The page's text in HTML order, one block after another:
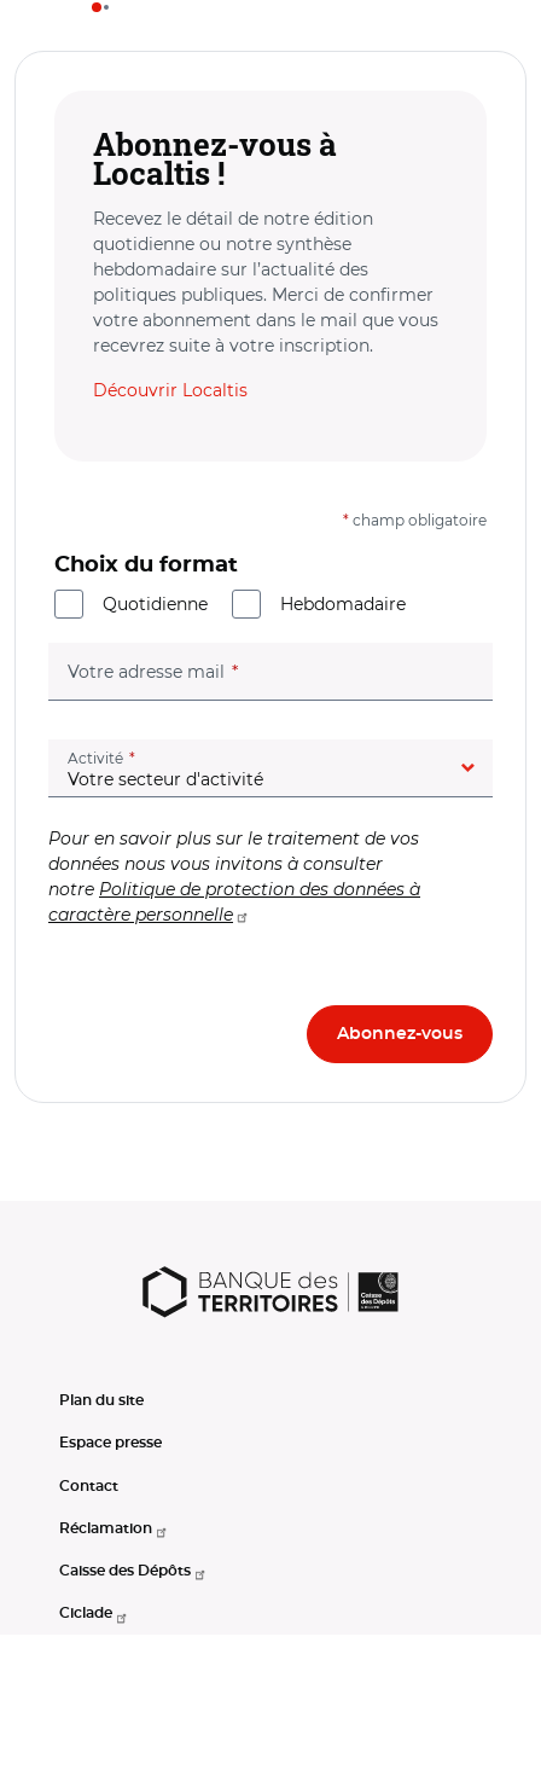
Abonnez-vous à
Localtis !
Recevez le détail de notre édition
quotidienne ou notre synthèse
hebdomadaire sur l’actualité des
politiques publiques. Merci de confirmer
votre abonnement dans le mail que vous
recevrez suite à votre inscription.
Découvrir Localtis
* champ obligatoire
Choix du format
Quotidienne
Hebdomadaire
Votre adresse mail (champ obligatoire)
Activité (champ obligatoire)
Pour en savoir plus sur le traitement de vos
données nous vous invitons à consulter
notre Politique de protection des données à
caractère personnelle
Plan du site
Espace presse
Contact
Réclamation
Caisse des Dépôts
Ciclade